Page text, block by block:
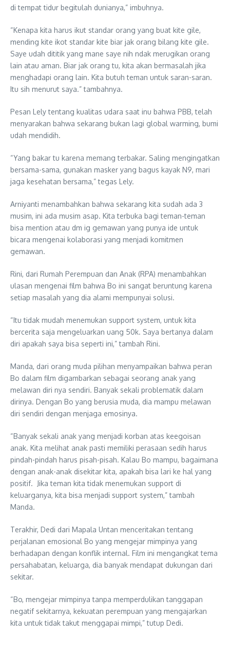
di tempat tidur begitulah dunianya,” imbuhnya.
“Kenapa kita harus ikut standar orang yang buat kite gile,
mending kite ikot standar kite biar jak orang bilang kite gile.
Saye udah dititik yang mane saye nih ndak merugikan orang
lain atau aman. Biar jak orang tu, kita akan bermasalah jika
menghadapi orang lain. Kita butuh teman untuk saran-saran.
Itu sih menurut saya.” tambahnya.
Pesan Lely tentang kualitas udara saat inu bahwa PBB, telah
menyarakan bahwa sekarang bukan lagi global warming, bumi
udah mendidih.
“Yang bakar tu karena memang terbakar. Saling mengingatkan
bersama-sama, gunakan masker yang bagus kayak N9, mari
jaga kesehatan bersama,” tegas Lely.
Arniyanti menambahkan bahwa sekarang kita sudah ada 3
musim, ini ada musim asap. Kita terbuka bagi teman-teman
bisa mention atau dm ig gemawan yang punya ide untuk
bicara mengenai kolaborasi yang menjadi komitmen
gemawan.
Rini, dari Rumah Perempuan dan Anak (RPA) menambahkan
ulasan mengenai film bahwa Bo ini sangat beruntung karena
setiap masalah yang dia alami mempunyai solusi.
“Itu tidak mudah menemukan support system, untuk kita
bercerita saja mengeluarkan uang 50k. Saya bertanya dalam
diri apakah saya bisa seperti ini,” tambah Rini.
Manda, dari orang muda pilihan menyampaikan bahwa peran
Bo dalam film digambarkan sebagai seorang anak yang
melawan diri nya sendiri. Banyak sekali problematik dalam
dirinya. Dengan Bo yang berusia muda, dia mampu melawan
diri sendiri dengan menjaga emosinya.
“Banyak sekali anak yang menjadi korban atas keegoisan
anak. Kita melihat anak pasti memiliki perasaan sedih harus
pindah-pindah harus pisah-pisah. Kalau Bo mampu, bagaimana
dengan anak-anak disekitar kita, apakah bisa lari ke hal yang
positif. Jika teman kita tidak menemukan support di
keluarganya, kita bisa menjadi support system,” tambah
Manda.
Terakhir, Dedi dari Mapala Untan menceritakan tentang
perjalanan emosional Bo yang mengejar mimpinya yang
berhadapan dengan konflik internal. Film ini mengangkat tema
persahabatan, keluarga, dia banyak mendapat dukungan dari
sekitar.
“Bo, mengejar mimpinya tanpa memperdulikan tanggapan
negatif sekitarnya, kekuatan perempuan yang mengajarkan
kita untuk tidak takut menggapai mimpi,” tutup Dedi.